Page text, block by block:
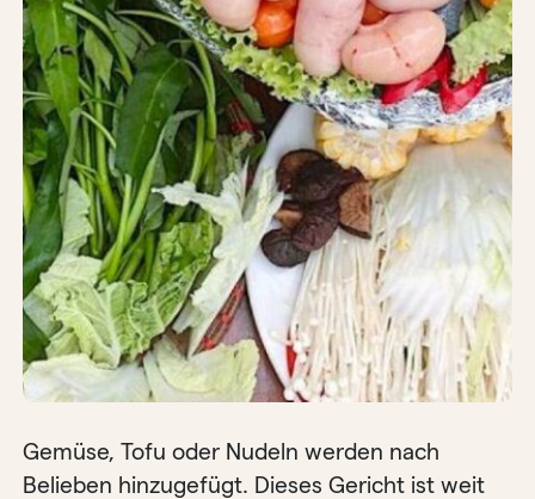
Gemüse, Tofu oder Nudeln werden nach
Belieben hinzugefügt. Dieses Gericht ist weit